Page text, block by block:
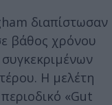
διαπίστωσαν
βάθος χρόνου
Η μελέτη
«Gut